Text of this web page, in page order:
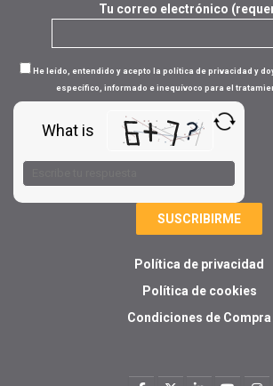
Tu correo electrónico
He leído, entendido y acepto la política de privacidad y
específico, informado e inequívoco para el
What is
Solve
problem
shown
the
image
Política de privacidad
Política de cookies
Condiciones de Compra